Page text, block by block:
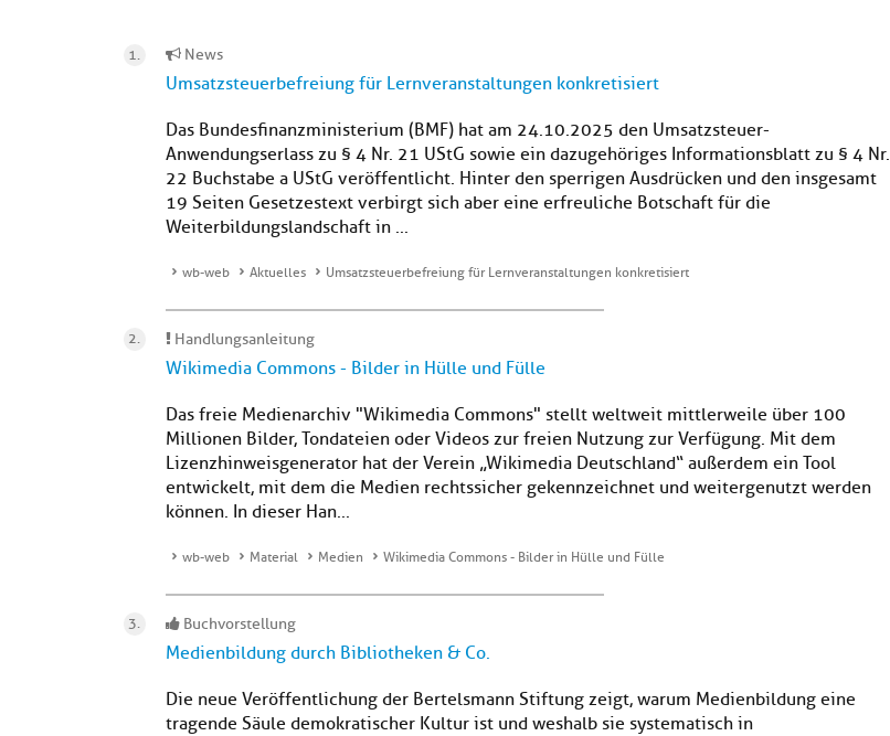
News
Umsatzsteuerbefreiung für Lernveranstaltungen konkretisiert
Das Bundesfinanzministerium (BMF) hat am 24.10.2025 den Umsatzsteuer-
Anwendungserlass zu § 4 Nr. 21 UStG sowie ein dazugehöriges Informationsblatt zu § 4 Nr.
22 Buchstabe a UStG veröffentlicht. Hinter den sperrigen Ausdrücken und den insgesamt
19 Seiten Gesetzestext verbirgt sich aber eine erfreuliche Botschaft für die
Weiterbildungslandschaft in ...
wb-web Aktuelles Umsatzsteuerbefreiung für Lernveranstaltungen konkretisiert
Handlungsanleitung
Wikimedia Commons - Bilder in Hülle und Fülle
Das freie Medienarchiv "Wikimedia Commons" stellt weltweit mittlerweile über 100
Millionen Bilder, Tondateien oder Videos zur freien Nutzung zur Verfügung. Mit dem
Lizenzhinweisgenerator hat der Verein „Wikimedia Deutschland“ außerdem ein Tool
entwickelt, mit dem die Medien rechtssicher gekennzeichnet und weitergenutzt werden
können. In dieser Han...
wb-web Material Medien Wikimedia Commons - Bilder in Hülle und Fülle
Buchvorstellung
Medienbildung durch Bibliotheken & Co.
Die neue Veröffentlichung der Bertelsmann Stiftung zeigt, warum Medienbildung eine
tragende Säule demokratischer Kultur ist und weshalb sie systematisch in